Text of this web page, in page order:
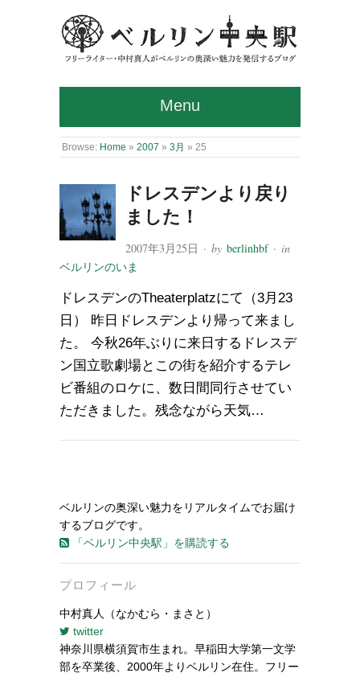
Menu
Browse: Home » 2007 » 3月 » 25
ドレスデンより戻り
ました！
2007年3月25日 · byberlinhbf· in
ベルリンのいま
ドレスデンのTheaterplatzにて（3月23
日） 昨日ドレスデンより帰って来まし
た。 今秋26年ぶりに来日するドレスデ
ン国立歌劇場とこの街を紹介するテレ
ビ番組のロケに、数日間同行させてい
ただきました。残念ながら天気…
ベルリンの奥深い魅力をリアルタイムでお届け
するブログです。
「ベルリン中央駅」を購読する
プロフィール
中村真人（なかむら・まさと）
twitter
神奈川県横須賀市生まれ。早稲田大学第一文学
部を卒業後、2000年よりベルリン在住。フリー